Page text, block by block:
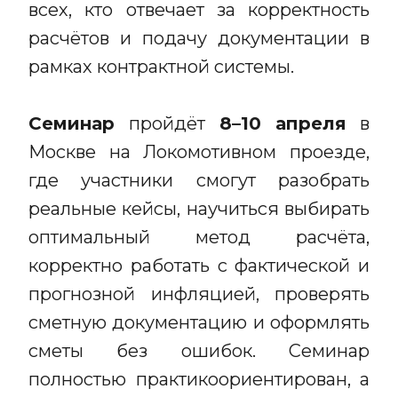
всех, кто отвечает за корректность
расчётов и подачу документации в
рамках контрактной системы.
Семинар пройдёт 8–10 апреля в
Москве на Локомотивном проезде,
где участники смогут разобрать
реальные кейсы, научиться выбирать
оптимальный метод расчёта,
корректно работать с фактической и
прогнозной инфляцией, проверять
сметную документацию и оформлять
сметы без ошибок. Семинар
полностью практикоориентирован, а